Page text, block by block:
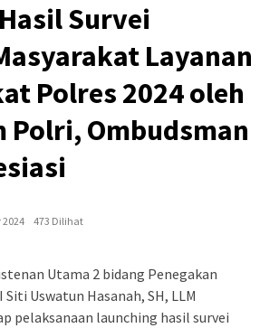
Survei
Layanan
Polres 2024 oleh
Polri, Ombudsman
2024
473 Dilihat
Utama 2 bidang Penegakan
Uswatun Hasanah, SH, LLM
pelaksanaan launching hasil survei